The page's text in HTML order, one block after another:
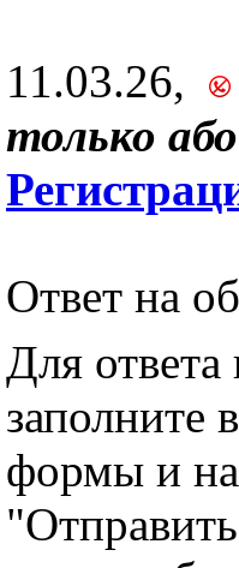
11.03.26,
только
Ответ на
Для
заполните
формы и